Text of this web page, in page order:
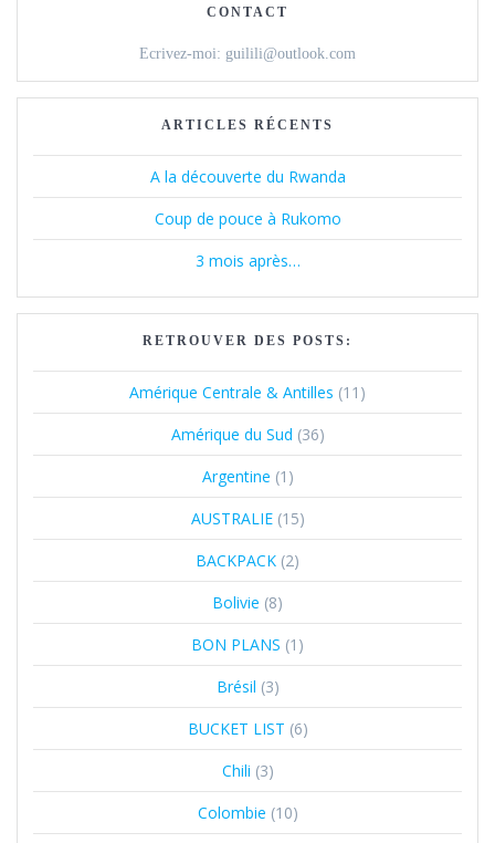
CONTACT
Ecrivez-moi: guilili@outlook.com
ARTICLES RÉCENTS
A la découverte du Rwanda
Coup de pouce à Rukomo
3 mois après…
RETROUVER DES POSTS:
Amérique Centrale & Antilles (11)
Amérique du Sud (36)
Argentine (1)
AUSTRALIE(15)
BACKPACK (2)
Bolivie (8)
BON PLANS (1)
Brésil (3)
BUCKET LIST (6)
Chili (3)
Colombie (10)